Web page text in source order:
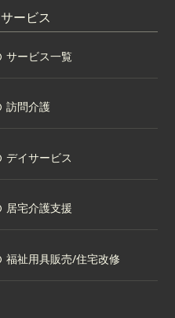
サービス
サービス一覧
訪問介護
デイサービス
居宅介護支援
福祉用具販売/住宅改修